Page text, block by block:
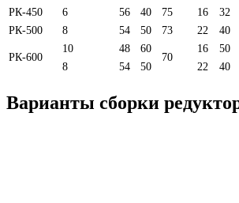
РК-450 6 56 40 75 16 32
РК-500
8 54 50 73 22 40
РК-600
10 48 60
70
16 50
8
54 50 22 40
Варианты сборки